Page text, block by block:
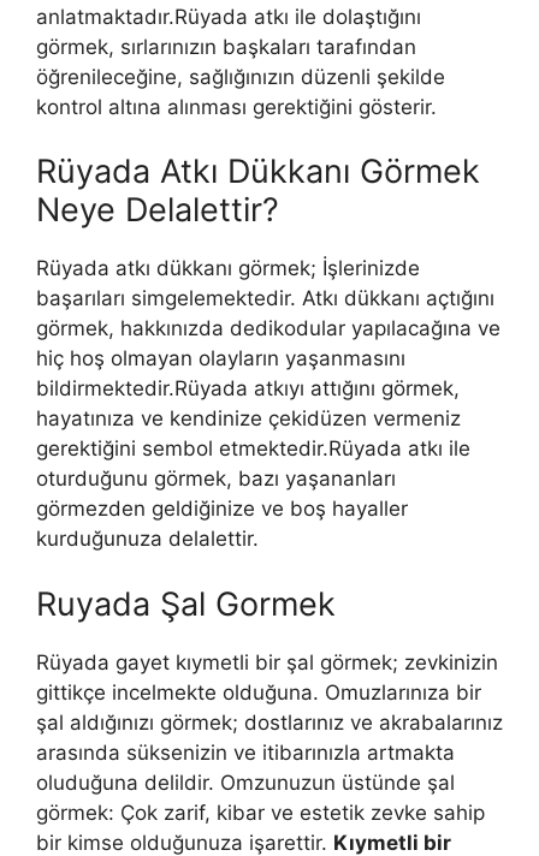
anlatmaktadır.Rüyada atkı ile dolaştığını
görmek, sırlarınızın başkaları tarafından
öğrenileceğine, sağlığınızın düzenli şekilde
kontrol altına alınması gerektiğini gösterir.
Rüyada Atkı Dükkanı Görmek
Neye Delalettir?
Rüyada atkı dükkanı görmek; İşlerinizde
başarıları simgelemektedir. Atkı dükkanı açtığını
görmek, hakkınızda dedikodular yapılacağına ve
hiç hoş olmayan olayların yaşanmasını
bildirmektedir.Rüyada atkıyı attığını görmek,
hayatınıza ve kendinize çekidüzen vermeniz
gerektiğini sembol etmektedir.Rüyada atkı ile
oturduğunu görmek, bazı yaşananları
görmezden geldiğinize ve boş hayaller
kurduğunuza delalettir.
Ruyada Şal Gormek
Rüyada gayet kıymetli bir şal görmek; zevkinizin
gittikçe incelmekte olduğuna. Omuzlarınıza bir
şal aldığınızı görmek; dostlarınız ve akrabalarınız
arasında süksenizin ve itibarınızla artmakta
oluduğuna delildir. Omzunuzun üstünde şal
görmek: Çok zarif, kibar ve estetik zevke sahip
bir kimse olduğunuza işarettir. Kıymetli bir